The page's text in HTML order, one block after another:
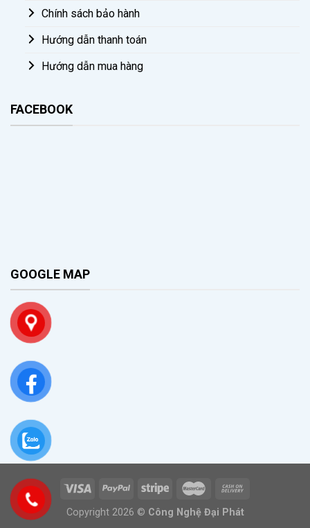
Chính sách bảo hành
Hướng dẫn thanh toán
Hướng dẫn mua hàng
FACEBOOK
GOOGLE MAP
Copyright 2026 © Công Nghệ Đại Phát